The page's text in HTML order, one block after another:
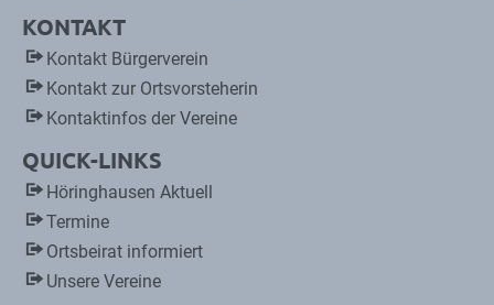
KONTAKT
Kontakt Bürgerverein
Kontakt zur Ortsvorsteherin
Kontaktinfos der Vereine
QUICK-LINKS
Höringhausen Aktuell
Termine
Ortsbeirat informiert
Unsere Vereine